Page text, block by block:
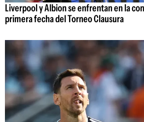
Liverpool y Albion se enfrentan en la
primera fecha del Torneo Clausura